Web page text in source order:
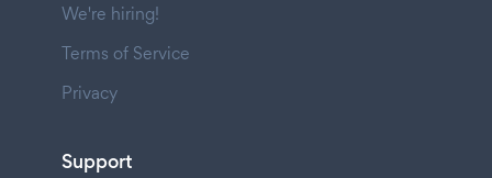
We're hiring!
Terms of Service
Privacy
Support